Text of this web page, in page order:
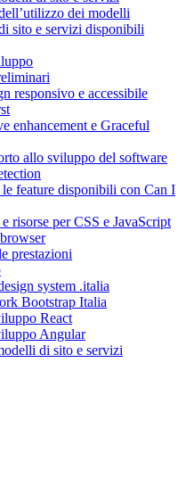
dei modelli
sito e servizi disponibili
responsivo e accessibile
enhancement e Graceful
allo sviluppo del software
feature disponibili con Can I
risorse per CSS e JavaScript
prestazioni
system .italia
Bootstrap Italia
React
Angular
di sito e servizi